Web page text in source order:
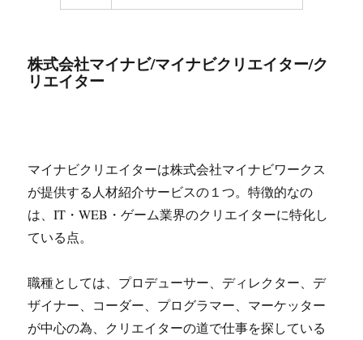
株式会社マイナビ/マイナビクリエイター/ク
リエイター
マイナビクリエイターは株式会社マイナビワークス
が提供する人材紹介サービスの１つ。特徴的なの
は、IT・WEB・ゲーム業界のクリエイターに特化し
ている点。
職種としては、プロデューサー、ディレクター、デ
ザイナー、コーダー、プログラマー、マーケッター
が中心の為、クリエイターの道で仕事を探している